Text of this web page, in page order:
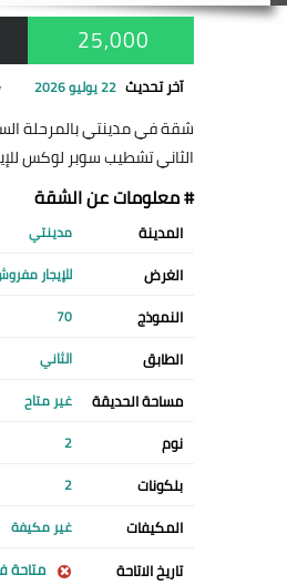
25,000
آخر تحديث 22 يوليو 2026
شقة في مدينتي بالمرحلة
الثاني تشطيب سوبر لوكس للإيجار مفروش 25,000 جنيه و أول سكن ومكيفه بالكامل وفرش
# معلومات عن الشقة
المدينة مدينتي
الغرض للإيجار
النموذج 70
الطابق الثاني
مساحة الحديقة غير متاح
نوم 2
بلكونات 2
المكيفات غير مكيفة
تاريخ الاتاحة متاحة في